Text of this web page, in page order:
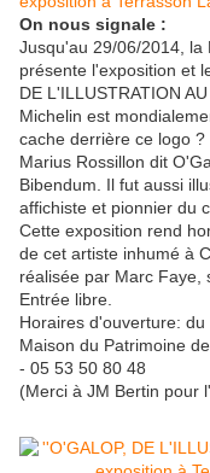
On nous signale :
Jusqu'au 29/06/2014, la
présente l'exposition et
DE L'ILLUSTRATION
Michelin est
cache derrière ce logo ?
Marius Rossillon dit
Bibendum. Il fut aussi
affichiste et pionnier du
Cette exposition rend
de cet artiste inhumé à
réalisée par Marc Faye,
Entrée libre.
Horaires d'ouverture:
Maison du Patrimoine
- 05 53 50 80 48
(Merci à JM Bertin pour